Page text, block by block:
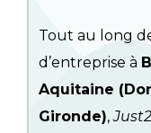
Tout au long
d’entreprise à
Aquitaine
Gironde),